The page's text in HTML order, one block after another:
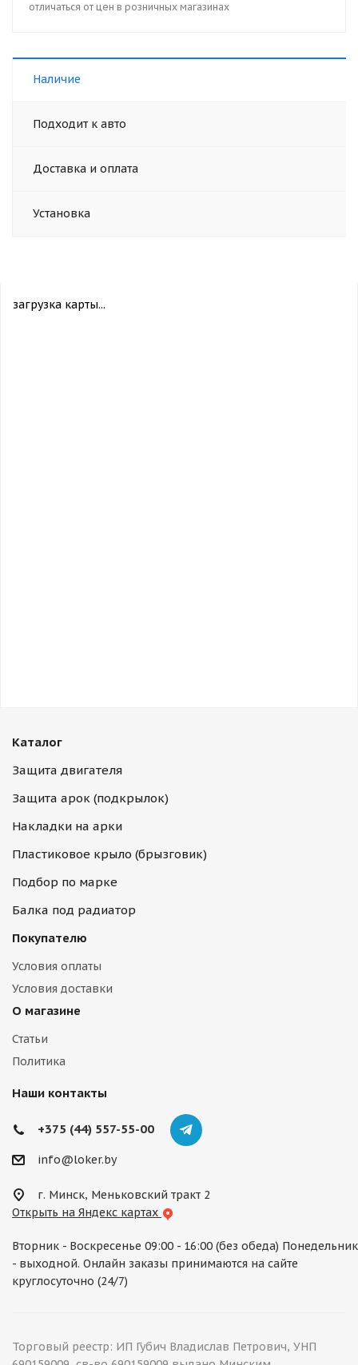
отличаться от цен в розничных магазинах
Наличие
Подходит к авто
Доставка и оплата
Установка
загрузка карты...
Каталог
Защита двигателя
Защита арок (подкрылок)
Накладки на арки
Пластиковое крыло (брызговик)
Подбор по марке
Балка под радиатор
Покупателю
Условия оплаты
Условия доставки
О магазине
Статьи
Политика
Наши контакты
+375 (44) 557-55-00
info@loker.by
г. Минск, Меньковский тракт 2
Открыть на Яндекс картах
Вторник - Воскресенье 09:00 - 16:00 (без обеда) Понедельник
- выходной. Онлайн заказы принимаются на сайте
круглосуточно (24/7)
Торговый реестр: ИП Губич Владислав Петрович, УНП